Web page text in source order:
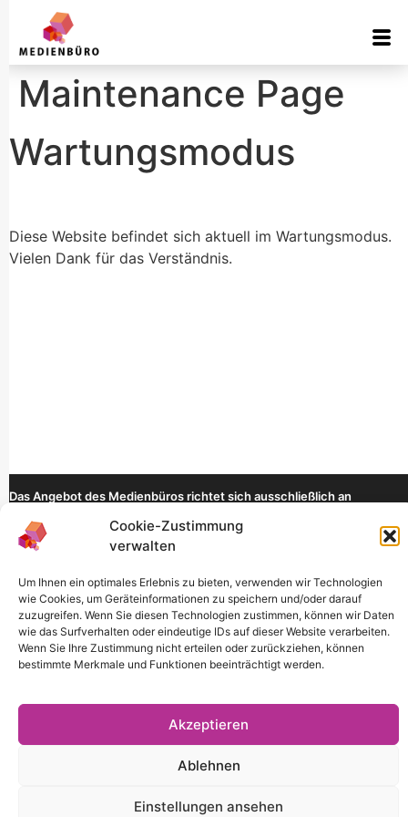
Cookie-Zustimmung
verwalten
Um Ihnen ein optimales Erlebnis zu bieten, verwenden wir Technologien
wie Cookies, um Geräteinformationen zu speichern und/oder darauf
zuzugreifen. Wenn Sie diesen Technologien zustimmen, können wir Daten
wie das Surfverhalten oder eindeutige IDs auf dieser Website verarbeiten.
Wenn Sie Ihre Zustimmung nicht erteilen oder zurückziehen, können
bestimmte Merkmale und Funktionen beeinträchtigt werden.
Akzeptieren
Ablehnen
Einstellungen ansehen
springen
Maintenance Page
Wartungsmodus
Diese Website befindet sich aktuell im Wartungsmodus.
Vielen Dank für das Verständnis.
Das Angebot des Medienbüros richtet sich ausschließlich an
Lehrende der TH Köln.
Impressum
Datenschutzhinweis
Cookie-Richtlinie